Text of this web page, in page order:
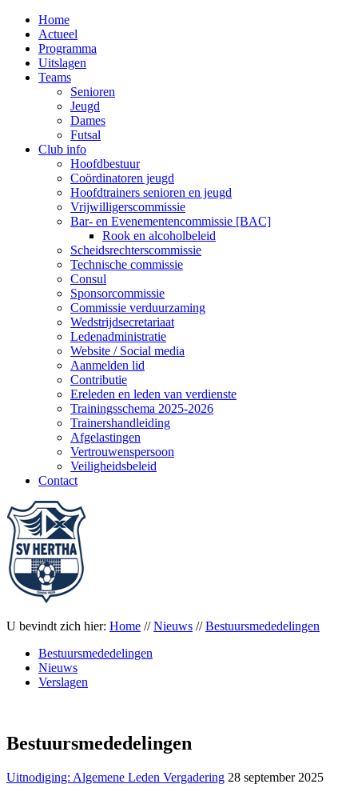
Home
Actueel
Programma
Uitslagen
Teams
Senioren
Jeugd
Dames
Futsal
Club info
Hoofdbestuur
Coördinatoren jeugd
Hoofdtrainers senioren en jeugd
Vrijwilligerscommissie
Bar- en Evenementencommissie [BAC]
Rook en alcoholbeleid
Scheidsrechterscommissie
Technische commissie
Consul
Sponsorcommissie
Commissie verduurzaming
Wedstrijdsecretariaat
Ledenadministratie
Website / Social media
Aanmelden lid
Contributie
Ereleden en leden van verdienste
Trainingsschema 2025-2026
Trainershandleiding
Afgelastingen
Vertrouwenspersoon
Veiligheidsbeleid
Contact
U bevindt zich hier: Home //Nieuws //Bestuursmededelingen
Bestuursmededelingen
Nieuws
Verslagen
Bestuursmededelingen
Uitnodiging: Algemene Leden Vergadering 28 september 2025